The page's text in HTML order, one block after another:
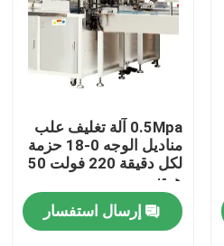
0.5Mpa آلة تغليف علب
مناديل الوجه 0-18 حزمة
لكل دقيقة 220 فولت 50
هرتز
إرسال استفسار